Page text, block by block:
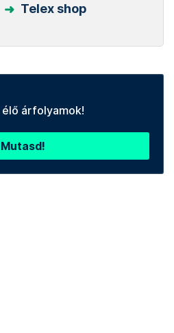
Telex shop
árfolyamok!
Mutasd!